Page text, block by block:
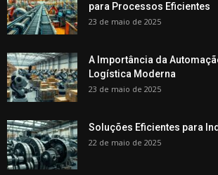
para Processos Eficientes
23 de maio de 2025
A Importância da
Logística Moderna
23 de maio de 2025
Soluções Eficientes para
22 de maio de 2025